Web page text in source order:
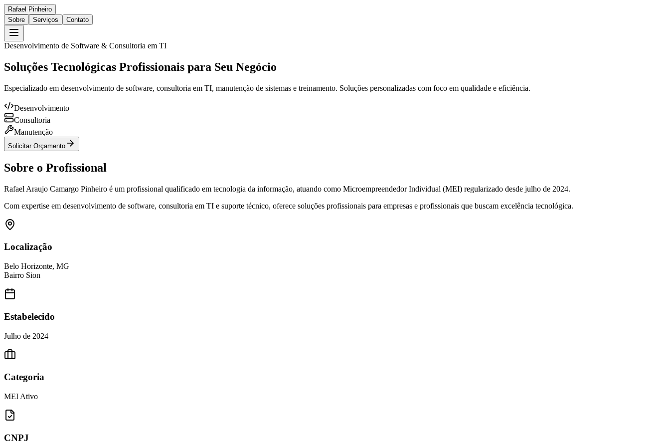
Rafael Pinheiro
Sobre
Serviços Contato
Desenvolvimento de Software & Consultoria em TI
Soluções Tecnológicas Profissionais para Seu Negócio
Especializado em desenvolvimento de software, consultoria em TI, manutenção de sistemas e treinamento. Soluções personalizadas com foco em qualidade e eficiência.
Desenvolvimento
Consultoria
Manutenção
Solicitar Orçamento
Sobre o Profissional
Rafael Araujo Camargo Pinheiro é um profissional qualificado em tecnologia da informação, atuando como Microempreendedor Individual (MEI) regularizado desde julho de 2024.
Com expertise em desenvolvimento de software, consultoria em TI e suporte técnico, oferece soluções profissionais para empresas e profissionais que buscam excelência tecnológica.
Localização
Belo Horizonte, MG
Bairro Sion
Estabelecido
Julho de 2024
Categoria
MEI Ativo
CNPJ